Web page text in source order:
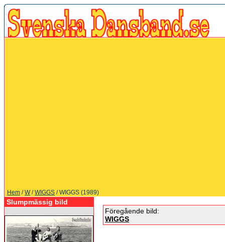
Hem /W/WIGGS / WIGGS (1989)
Slumpmässig bild
Föregående bild:
WIGGS